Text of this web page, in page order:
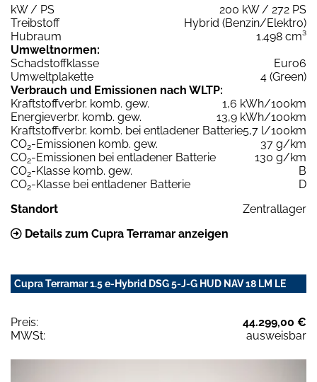
kW / PS
200 kW / 272 PS
Treibstoff
Hybrid (Benzin/Elektro)
Hubraum
1.498 cm³
Umweltnormen:
Schadstoffklasse
Euro6
Umweltplakette
4 (Green)
Verbrauch und Emissionen nach WLTP:
Kraftstoffverbr. komb. gew.
1,6 kWh/100km
Energieverbr. komb. gew.
13,9 kWh/100km
Kraftstoffverbr. komb. bei entladener Batterie5,7 l/100km
CO2-Emissionen komb. gew.
37 g/km
CO2-Emissionen bei entladener Batterie
130 g/km
CO2-Klasse komb. gew.
B
CO2-Klasse bei entladener Batterie
D
Standort
Zentrallager
Details zum Cupra Terramar anzeigen
Cupra Terramar 1.5 e-Hybrid DSG 5-J-G HUD NAV 18 LM LE
Preis:
44.299,00 €
MWSt:
ausweisbar